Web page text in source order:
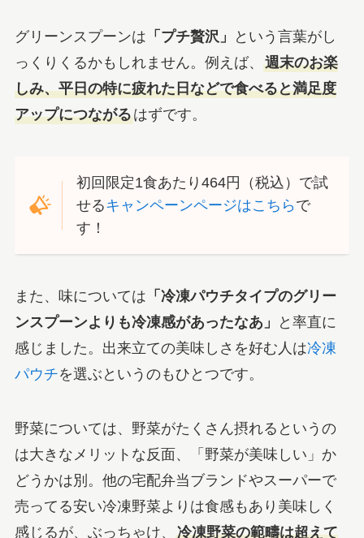
グリーンスプーンは 「プチ贅沢」
という言葉がし
っくりくるかもしれません。例えば、 週末のお楽
しみ、平日の特に疲れた日などで食べると満足度
アップにつながるはずです。
初回限定1食あたり464円（税込）で試
せるキャンペーンページはこちら で
す！
また、味については 「冷凍パウチタイプのグリー
ンスプーンよりも冷凍感があったなあ」
と率直に
感じました。出来立ての美味しさを好む人は冷凍
パウチを選ぶというのもひとつです。
野菜については、野菜がたくさん摂れるというの
は大きなメリットな反面、「野菜が美味しい」か
どうかは別。他の宅配弁当ブランドやスーパーで
売ってる安い冷凍野菜よりは食感もあり美味しく
感じるが、ぶっちゃけ、 冷凍野菜の範疇は超えて